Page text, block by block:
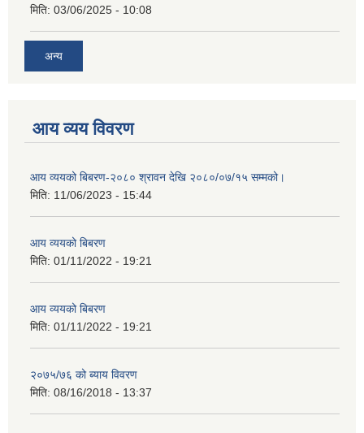
मिति: 03/06/2025 - 10:08
अन्य
आय व्यय विवरण
आय व्ययको बिबरण-२०८० श्रावन देखि २०८०/०७/१५ सम्मको।
मिति: 11/06/2023 - 15:44
आय व्ययको बिबरण
मिति: 01/11/2022 - 19:21
आय व्ययको बिबरण
मिति: 01/11/2022 - 19:21
२०७५/७६ को ब्याय विवरण
मिति: 08/16/2018 - 13:37